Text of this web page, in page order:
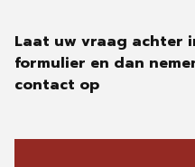
Laat uw vraag achter
formulier en dan
contact op